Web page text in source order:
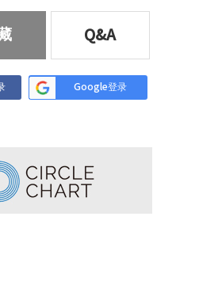
Q&A
Google登录